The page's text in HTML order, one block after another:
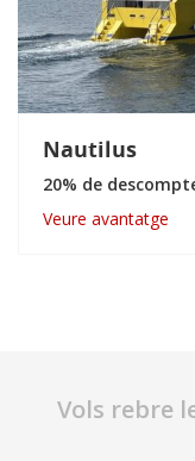
Nautilus
20% de
Veure avantatge
Vols rebre